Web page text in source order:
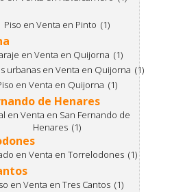
Piso en Venta en Pinto (1)
en Venta en Quijorna (1)
urbanas en Venta en Quijorna (1)
en Venta en Quijorna (1)
de Henares
en Venta en San Fernando de
Henares (1)
en Venta en Torrelodones (1)
en Venta en Tres Cantos (1)